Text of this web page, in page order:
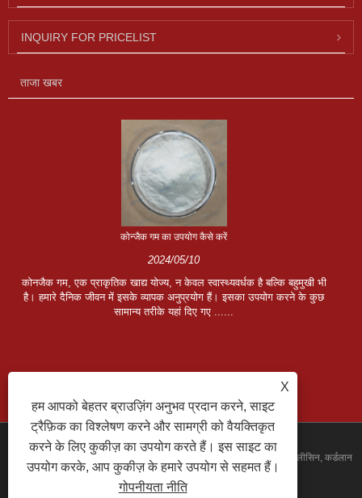
INQUIRY FOR PRICELIST
ताजा खबर
कोन्जैक गम का उपयोग कैसे करें
2024/05/10
कोनजैक गम, एक प्राकृतिक खाद्य योज्य, न केवल स्वास्थ्यवर्धक है बल्कि बहुमुखी भी
है। हमारे दैनिक जीवन में इसके व्यापक अनुप्रयोग हैं। इसका उपयोग करने के कुछ
सामान्य तरीके यहां दिए गए ......
कॉपीराइट © 2022 जियांग्सू ज़िपिन बायोटेक कंपनी लिमिटेड - ट्रांसग्लुटामिनेज़, ε-पॉलीसिन, कर्डलान
- सर्वाधिकार सुरक्षित।
X
हम आपको बेहतर ब्राउज़िंग अनुभव प्रदान करने, साइट
ट्रैफ़िक का विश्लेषण करने और सामग्री को वैयक्तिकृत
करने के लिए कुकीज़ का उपयोग करते हैं। इस साइट का
उपयोग करके, आप कुकीज़ के हमारे उपयोग से सहमत हैं।
गोपनीयता नीति